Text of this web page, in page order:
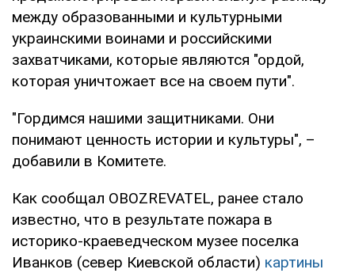
между образованными и культурными
украинскими воинами и российскими
захватчиками, которые являются "ордой,
которая уничтожает все на своем пути".
"Гордимся нашими защитниками. Они
понимают ценность истории и культуры", –
добавили в Комитете.
Как сообщал OBOZREVATEL, ранее стало
известно, что в результате пожара в
историко-краеведческом музее поселка
Иванков (север Киевской области) картины